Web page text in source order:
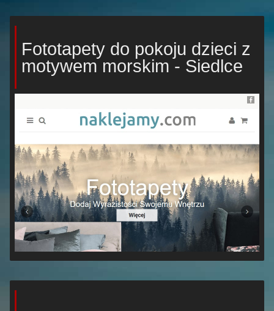
Fototapety do pokoju dzieci z
motywem morskim - Siedlce